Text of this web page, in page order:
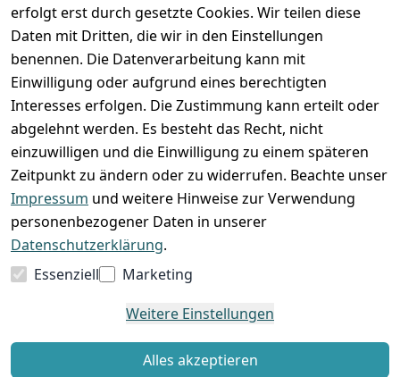
erfolgt erst durch gesetzte Cookies. Wir teilen diese
Daten mit Dritten, die wir in den Einstellungen
benennen. Die Datenverarbeitung kann mit
Einwilligung oder aufgrund eines berechtigten
Interesses erfolgen. Die Zustimmung kann erteilt oder
abgelehnt werden. Es besteht das Recht, nicht
einzuwilligen und die Einwilligung zu einem späteren
Zeitpunkt zu ändern oder zu widerrufen. Beachte unser
Impressum und weitere Hinweise zur Verwendung
personenbezogener Daten in unserer
Datenschutzerklärung.
Essenziell
Marketing
Weitere Einstellungen
Alles akzeptieren
VORKASSE RECHNUNG
Alle Preise verstehen sich inkl. gesetzl. MwSt. und zzgl.